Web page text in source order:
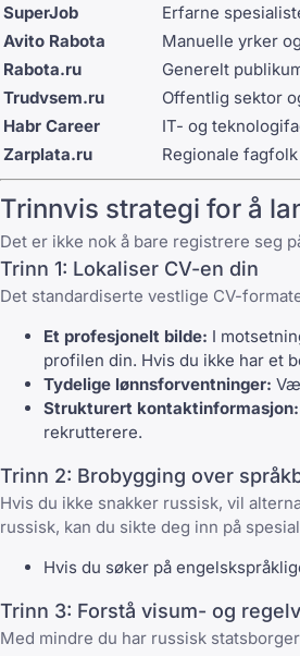
SuperJob Erfarne
Avito Rabota
Manuelle yrker
Rabota.ru
Generelt
Trudvsem.ru
Offentlig sektor
Habr Career
IT- og
Zarplata.ru
Regionale fagfolk
Trinnvis strategi for å
Det er ikke nok å bare registrere seg
Trinn 1: Lokaliser CV-en din
Det standardiserte vestlige CV-
Et profesjonelt bilde: I
profilen din. Hvis du ikke har et
Tydelige lønnsforventninger:
Strukturert kontaktinformasjon:
rekrutterere.
Trinn 2: Brobygging over
Hvis du ikke snakker russisk, vil
russisk, kan du sikte deg inn på
Hvis du søker på
Trinn 3: Forstå visum- og
Med mindre du har russisk